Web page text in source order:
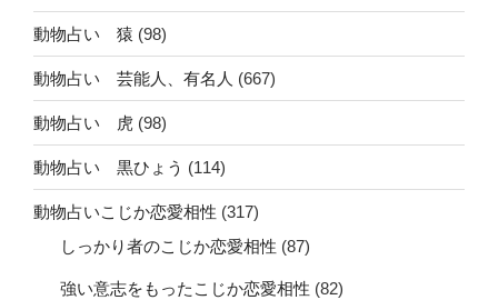
動物占い 猿 (98)
動物占い 芸能人、有名人 (667)
動物占い 虎 (98)
動物占い 黒ひょう (114)
動物占いこじか恋愛相性 (317)
しっかり者のこじか恋愛相性 (87)
強い意志をもったこじか恋愛相性 (82)